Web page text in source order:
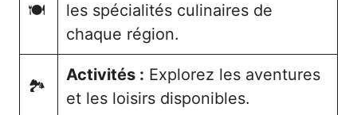
🍽️
les spécialités culinaires de
chaque région.
🏞️
Activités : Explorez les aventures
et les loisirs disponibles.